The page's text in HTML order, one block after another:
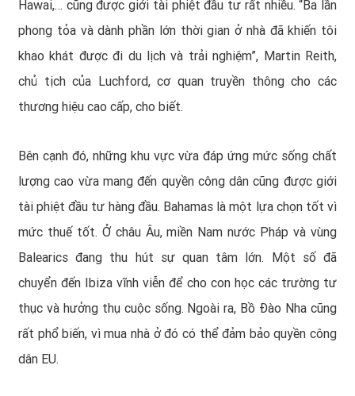
Hawai,… cũng được giới tài phiệt đầu tư rất nhiều. “Ba lần
phong tỏa và dành phần lớn thời gian ở nhà đã khiến tôi
khao khát được đi du lịch và trải nghiệm”, Martin Reith,
chủ tịch của Luchford, cơ quan truyền thông cho các
thương hiệu cao cấp, cho biết.
Bên cạnh đó, những khu vực vừa đáp ứng mức sống chất
lượng cao vừa mang đến quyền công dân cũng được giới
tài phiệt đầu tư hàng đầu. Bahamas là một lựa chọn tốt vì
mức thuế tốt. Ở châu Âu, miền Nam nước Pháp và vùng
Balearics đang thu hút sự quan tâm lớn. Một số đã
chuyển đến Ibiza vĩnh viễn để cho con học các trường tư
thục và hưởng thụ cuộc sống. Ngoài ra, Bồ Đào Nha cũng
rất phổ biến, vì mua nhà ở đó có thể đảm bảo quyền công
dân EU.